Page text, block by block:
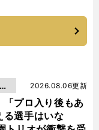
「プロ入り後もあ
る選手はいな
2026.08.06更新